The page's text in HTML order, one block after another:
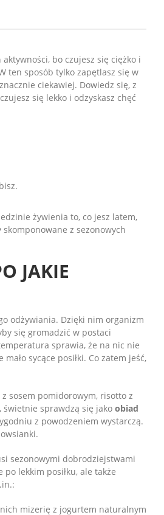
bo czujesz się ciężko i
ten sposób tylko zapętlasz się w
ciekawiej. Dowiedz się, z
się lekko i odzyskasz chęć
żywienia to, co jesz latem,
z sezonowych
JAKIE
odżywiania. Dzięki nim organizm
się gromadzić w postaci
sprawia, że na nic nie
sycące posiłki. Co zatem jeść,
sosem pomidorowym, risotto z
świetnie sprawdzą się jako obiad
z powodzeniem wystarczą.
sezonowymi dobrodziejstwami
lekkim posiłku, ale także
mizerię z jogurtem naturalnym